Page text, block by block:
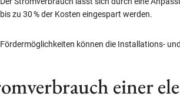
bis zu 30 % der Kosten eingespart werden.
Fördermöglichkeiten können die Installations-
einer